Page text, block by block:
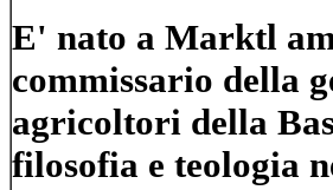
E' nato a Marktl
commissario della
agricoltori della
filosofia e teologia